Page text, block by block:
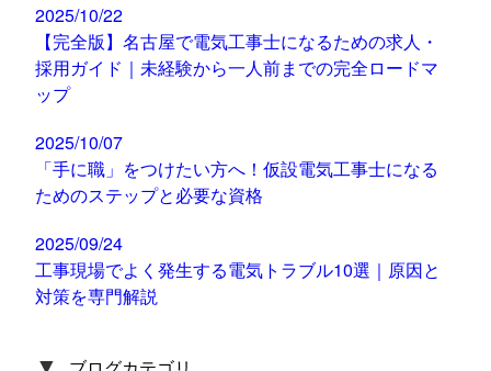
2025/10/22
【完全版】名古屋で電気工事士になるための求人・
採用ガイド｜未経験から一人前までの完全ロードマ
ップ
2025/10/07
「手に職」をつけたい方へ！仮設電気工事士になる
ためのステップと必要な資格
2025/09/24
工事現場でよく発生する電気トラブル10選｜原因と
対策を専門解説
▼